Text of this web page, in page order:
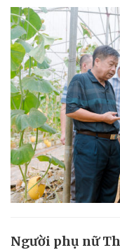
Người phụ nữ